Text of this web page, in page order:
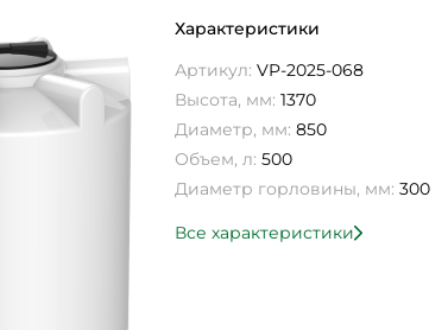
Характеристики
Артикул: VP-2025-068
Высота, мм: 1370
Диаметр, мм: 850
Объем, л: 500
Диаметр горловины, мм: 300
Все характеристики